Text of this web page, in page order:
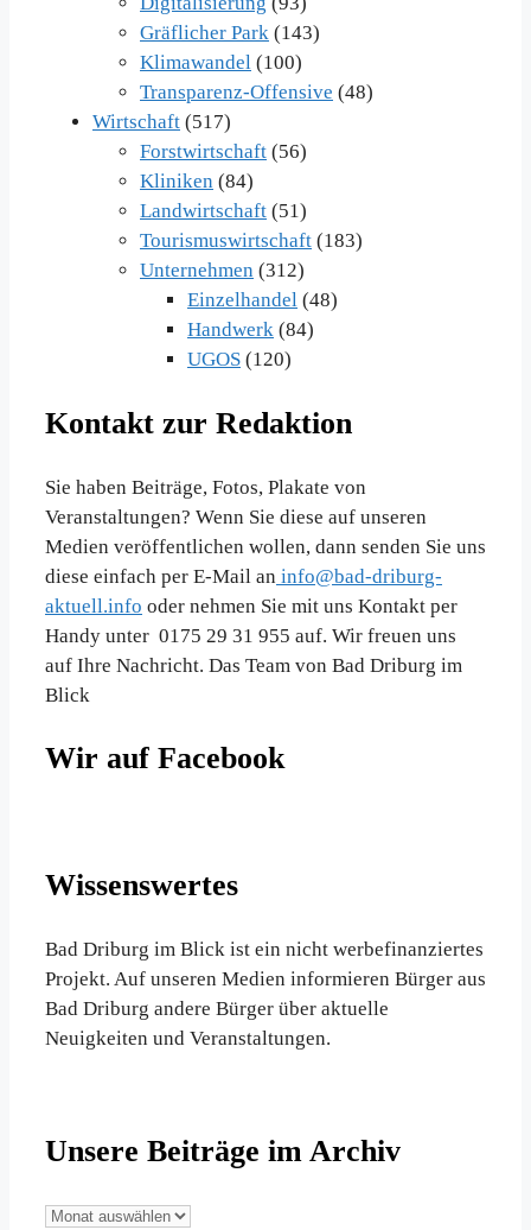
Gräflicher Park (143)
Klimawandel (100)
Transparenz-Offensive (48)
Wirtschaft (517)
Forstwirtschaft (56)
Kliniken (84)
Landwirtschaft (51)
Tourismuswirtschaft (183)
Unternehmen (312)
Einzelhandel (48)
Handwerk (84)
UGOS (120)
Kontakt zur Redaktion
Sie haben Beiträge, Fotos, Plakate von
Veranstaltungen? Wenn Sie diese auf unseren
Medien veröffentlichen wollen, dann senden Sie uns
diese einfach per E-Mail an info@bad-driburg-
aktuell.info oder nehmen Sie mit uns Kontakt per
Handy unter 0175 29 31 955 auf. Wir freuen uns
auf Ihre Nachricht. Das Team von Bad Driburg im
Blick
Wir auf Facebook
Wissenswertes
Bad Driburg im Blick ist ein nicht werbefinanziertes
Projekt. Auf unseren Medien informieren Bürger aus
Bad Driburg andere Bürger über aktuelle
Neuigkeiten und Veranstaltungen.
Unsere Beiträge im Archiv
Unsere